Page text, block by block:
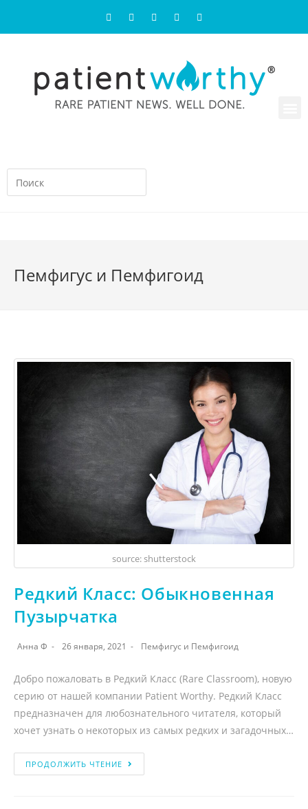
Пемфигус и Пемфигоид
source: shutterstock
Редкий Класс: Обыкновенная
Пузырчатка
Анна Ф 26 января, 2021 Пемфигус и Пемфигоид
Добро пожаловать в Редкий Класс (Rare Classroom), новую
серию от нашей компании Patient Worthy. Редкий Класс
предназначен для любознательного читателя, который
хочет узнать о некоторых из самых редких и загадочных…
ПРОДОЛЖИТЬ ЧТЕНИЕ